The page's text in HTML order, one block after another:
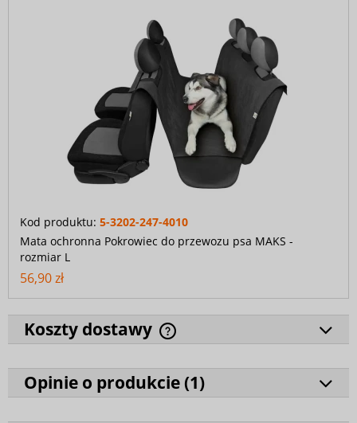
Kod produktu: 5-3202-247-4010
Mata ochronna Pokrowiec do przewozu psa MAKS -
rozmiar L
56,90 zł
Koszty dostawy
Opinie o produkcie (1)